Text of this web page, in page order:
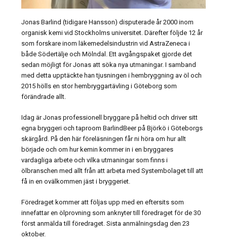
Jonas Barlind (tidigare Hansson) disputerade år 2000 inom
organisk kemi vid Stockholms universitet. Därefter följde 12 år
som forskare inom läkemedelsindustrin vid AstraZeneca i
både Södertälje och Mölndal. Ett avgångspaket gjorde det
sedan möjligt för Jonas att söka nya utmaningar. I samband
med detta upptäckte han tjusningen i hembryggning av öl och
2015 hölls en stor hembryggartävling i Göteborg som
förändrade allt.
Idag är Jonas professionell bryggare på heltid och driver sitt
egna bryggeri och taproom BarlindBeer på Björkö i Göteborgs
skärgård. På den här föreläsningen får ni höra om hur allt
började och om hur kemin kommer in i en bryggares
vardagliga arbete och vilka utmaningar som finns i
ölbranschen med allt från att arbeta med Systembolaget till att
få in en ovälkommen jäst i bryggeriet.
Föredraget kommer att följas upp med en eftersits som
innefattar en ölprovning som anknyter till föredraget för de 30
först anmälda till föredraget. Sista anmälningsdag den 23
oktober.